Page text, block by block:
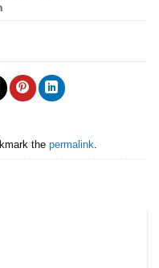
the permalink